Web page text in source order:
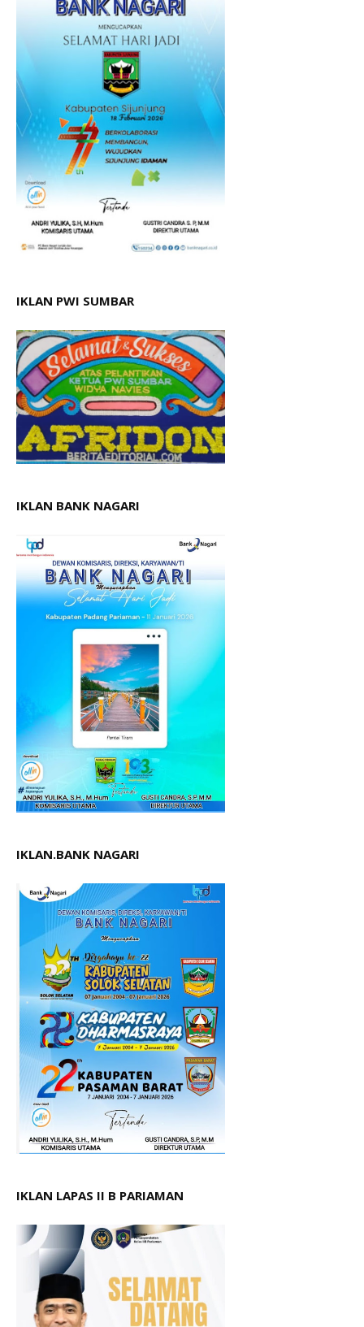
IKLAN PWI SUMBAR
IKLAN BANK NAGARI
IKLAN.BANK NAGARI
IKLAN LAPAS II B PARIAMAN